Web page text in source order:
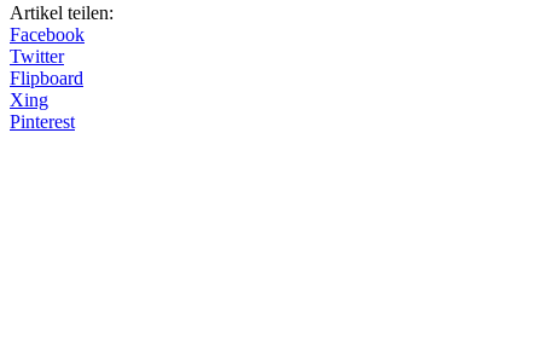
Artikel teilen:
Facebook
Twitter
Flipboard
Xing
Pinterest